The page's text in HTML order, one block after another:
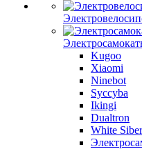
Kugoo
Xiaomi
Ninebot
Syccyba
Ikingi
Dualtron
White